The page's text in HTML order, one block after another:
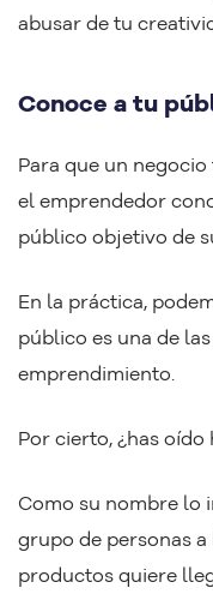
abusar de tu
Conoce a tu
Para que un
el emprendedor
público objetivo de
En la práctica,
público es una de
emprendimiento.
Por cierto, ¿has oído
Como su nombre lo
grupo de personas
productos quiere